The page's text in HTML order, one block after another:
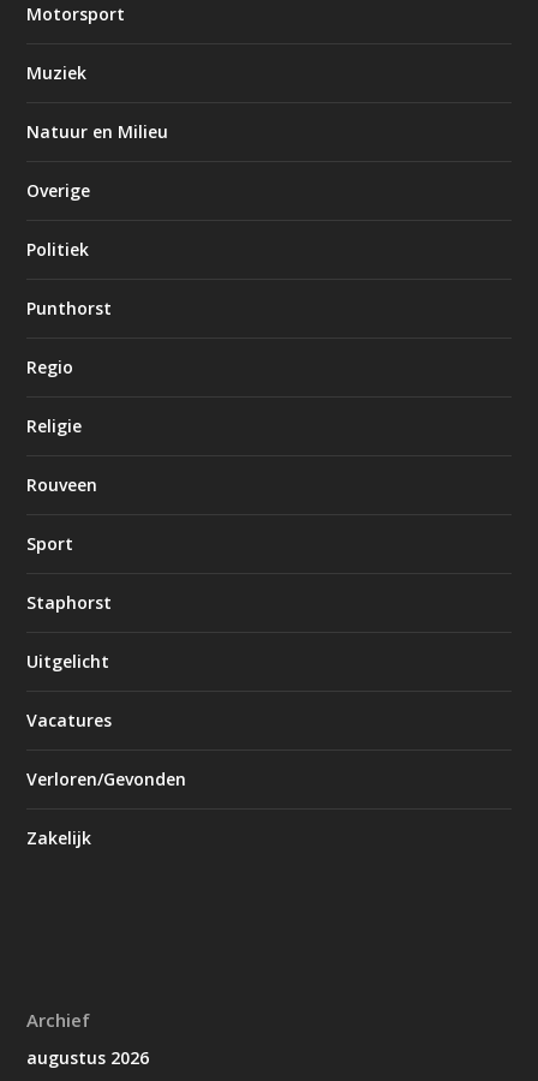
Motorsport
Muziek
Natuur en Milieu
Overige
Politiek
Punthorst
Regio
Religie
Rouveen
Sport
Staphorst
Uitgelicht
Vacatures
Verloren/Gevonden
Zakelijk
Archief
augustus 2026